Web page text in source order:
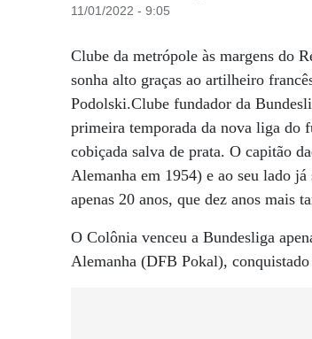
11/01/2022 - 9:05
Clube da metrópole às margens do
sonha alto graças ao artilheiro
Podolski.Clube fundador da
primeira temporada da nova liga do
cobiçada salva de prata. O capitão
Alemanha em 1954) e ao seu lado
apenas 20 anos, que dez anos mais
O Colônia venceu a Bundesliga
Alemanha (DFB Pokal),